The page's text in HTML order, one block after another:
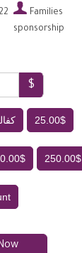
 Families
sponsorship
$
100 - 25.00$
250.00$